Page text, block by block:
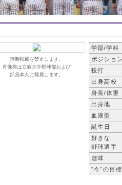
無断転載を禁止します。
肖像権は立教大学野球部および
部員本人に帰属します。
学部/学科
ポジショ
投打
出身高校
身長/体重
出身地
血液型
誕生日
好きな
野球選手
趣味
“今”の目標